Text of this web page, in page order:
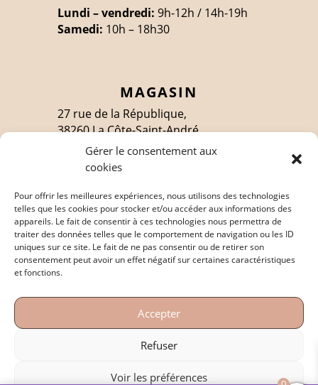
Gérer le consentement aux
cookies
Pour offrir les meilleures expériences, nous utilisons des technologies
telles que les cookies pour stocker et/ou accéder aux informations des
appareils. Le fait de consentir à ces technologies nous permettra de
traiter des données telles que le comportement de navigation ou les ID
uniques sur ce site. Le fait de ne pas consentir ou de retirer son
consentement peut avoir un effet négatif sur certaines caractéristiques
et fonctions.
Accepter
Refuser
Voir les préférences
Lundi – vendredi: 9h-12h / 14h-19h
Samedi: 10h – 18h30
MAGASIN
27 rue de la République,
38260 La Côte-Saint-André
SUIVEZ-MOI
EN SAVOIR PLUS
Mentions légales
Conditions générales de vente